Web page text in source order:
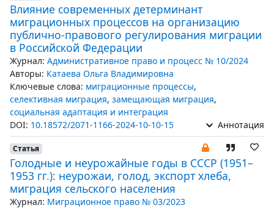
Влияние современных детерминант
миграционных процессов на организацию
публично-правового регулирования миграции
в Российской Федерации
Журнал: Административное право и процесс № 10/2024
Авторы: Катаева Ольга Владимировна
Ключевые слова: миграционные процессы,
селективная миграция, замещающая миграция,
социальная адаптация и интеграция
DOI: 10.18572/2071-1166-2024-10-10-15 Аннотация
Статья
Голодные и неурожайные годы в СССР (1951–
1953 гг.): неурожаи, голод, экспорт хлеба,
миграция сельского населения
Журнал: Миграционное право № 03/2023